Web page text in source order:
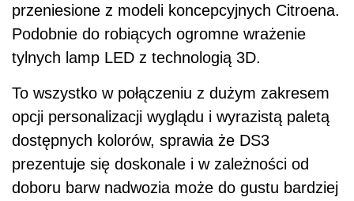
przeniesione z modeli koncepcyjnych Citroena.
Podobnie do robiących ogromne wrażenie
tylnych lamp LED z technologią 3D.
To wszystko w połączeniu z dużym zakresem
opcji personalizacji wyglądu i wyrazistą paletą
dostępnych kolorów, sprawia że DS3
prezentuje się doskonale i w zależności od
doboru barw nadwozia może do gustu bardziej